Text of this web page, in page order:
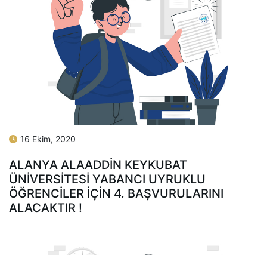
16 Ekim, 2020
ALANYA ALAADDIN KEYKUBAT
ÜNIVERSITESI YABANCI UYRUKLU
ÖĞRENCILER IÇIN 4. BAŞVURULARINI
ALACAKTIR !